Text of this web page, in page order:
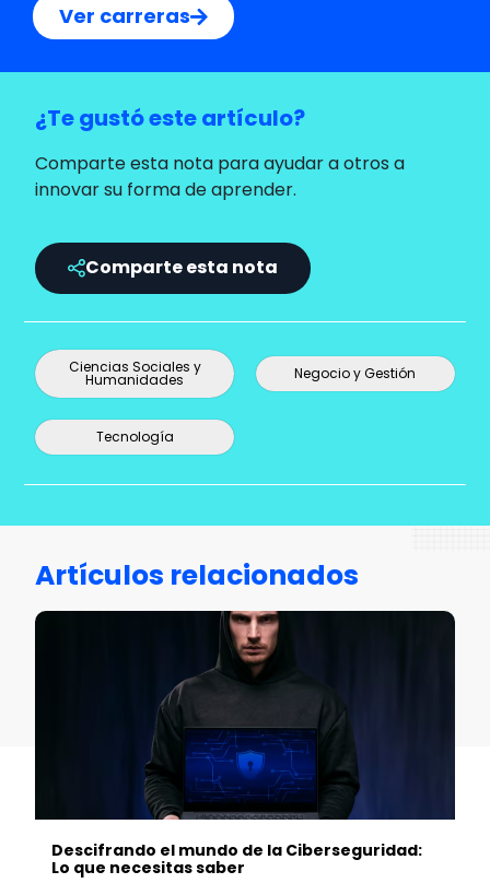
Ver carreras
¿Te gustó este artículo?
Comparte esta nota para ayudar a otros a
innovar su forma de aprender.
Comparte esta nota
Ciencias Sociales y
Humanidades Negocio y Gestión
Tecnología
Artículos relacionados
Descifrando el mundo de la Ciberseguridad:
Lo que necesitas saber